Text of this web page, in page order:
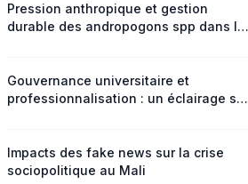
Pression anthropique et gestion
durable des andropogons spp dans la
Gouvernance universitaire et
professionnalisation : un éclairage sur
Impacts des fake news sur la crise
sociopolitique au Mali